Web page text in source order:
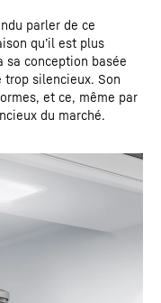
parler de ce
qu’il est plus
sa conception basée
silencieux. Son
et ce, même par
du marché.